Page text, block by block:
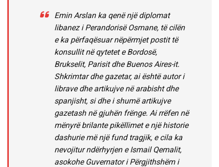
Emin Arslan ka qenë një diplomat
libanez i Perandorisë Osmane, të cilën
e ka përfaqësuar nëpërmjet postit të
konsullit në qytetet e Bordosë,
Brukselit, Parisit dhe Buenos Aires-it.
Shkrimtar dhe gazetar, ai është autor i
librave dhe artikujve në arabisht dhe
spanjisht, si dhe i shumë artikujve
gazetash në gjuhën frënge. Ai rrëfen në
mënyrë brilante pikëllimet e një historie
dashurie më një fund tragjik, e cila ka
nevojitur ndërhyrjen e Ismail Qemalit,
asokohe Guvernator i Përgjithshëm i